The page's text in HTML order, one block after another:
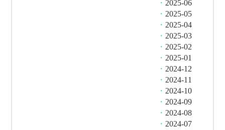
・ 2025-06
・ 2025-05
・ 2025-04
・ 2025-03
・ 2025-02
・ 2025-01
・ 2024-12
・ 2024-11
・ 2024-10
・ 2024-09
・ 2024-08
・ 2024-07